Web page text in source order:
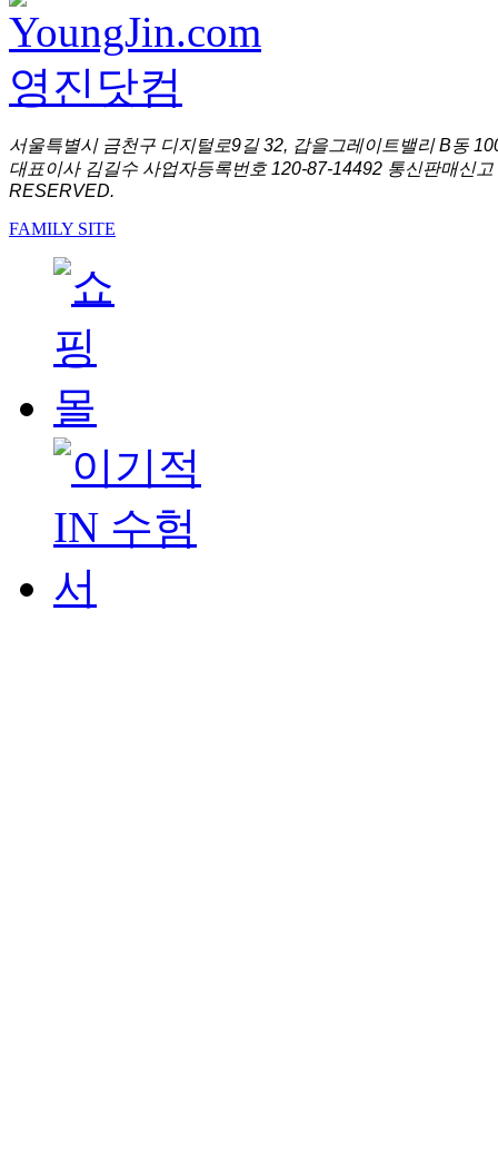
서울특별시 금천구 디지털로9길 32, 갑을그레이트밸리 B동
대표이사 김길수 사업자등록번호 120-87-14492 통신판매신
RESERVED.
FAMILY SITE